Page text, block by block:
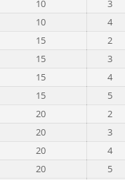
10
3
10
4
15
2
15
3
15
4
15
5
20
2
20
3
20
4
20
5